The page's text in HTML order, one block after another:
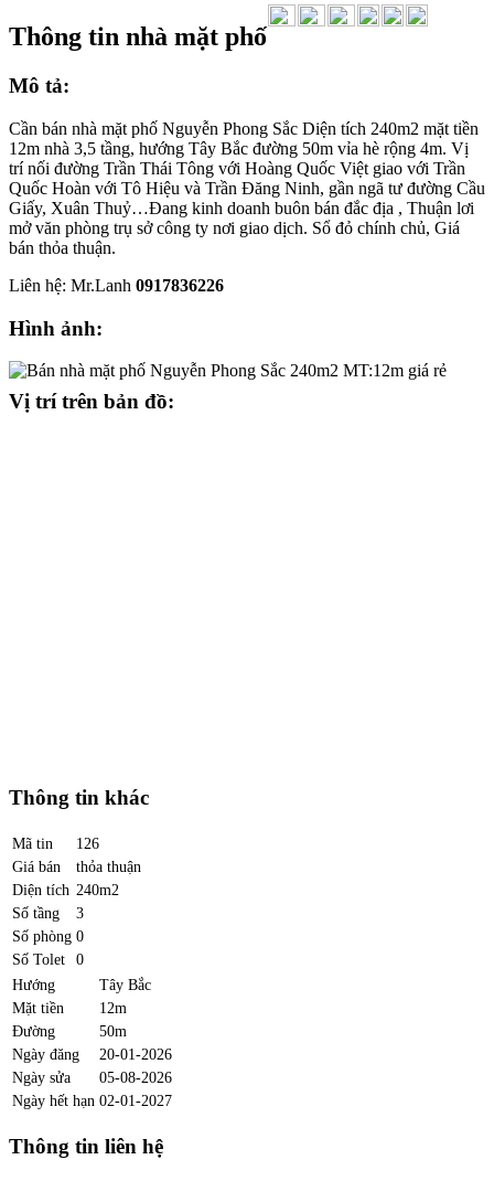
Thông tin nhà mặt phố
Mô tả:
Cần bán nhà mặt phố Nguyễn Phong Sắc Diện tích 240m2 mặt tiền
12m nhà 3,5 tầng, hướng Tây Bắc đường 50m vỉa hè rộng 4m. Vị
trí nối đường Trần Thái Tông với Hoàng Quốc Việt giao với Trần
Quốc Hoàn với Tô Hiệu và Trần Đăng Ninh, gần ngã tư đường Cầu
Giấy, Xuân Thuỷ…Đang kinh doanh buôn bán đắc địa , Thuận lơi
mở văn phòng trụ sở công ty nơi giao dịch. Sổ đỏ chính chủ, Giá
bán thỏa thuận.
Liên hệ: Mr.Lanh 0917836226
Hình ảnh:
Vị trí trên bản đồ:
Thông tin khác
Mã tin
126
Giá bán
thỏa thuận
Diện tích 240m2
Số tầng
3
Số phòng 0
Số Tolet
0
Hướng
Tây Bắc
Mặt tiền
12m
Đường
50m
Ngày đăng
20-01-2026
Ngày sửa
05-08-2026
Ngày hết hạn 02-01-2027
Thông tin liên hệ